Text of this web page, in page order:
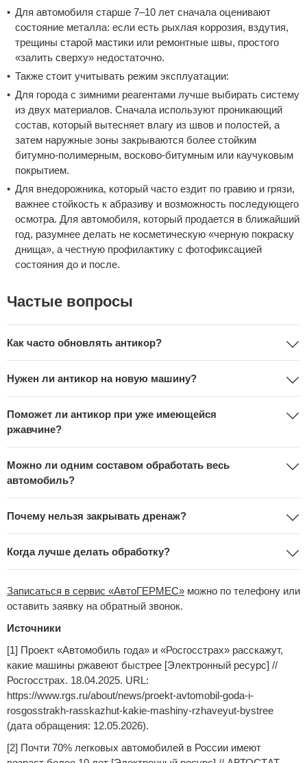
Для автомобиля старше 7–10 лет сначала оценивают
состояние металла: если есть рыхлая коррозия, вздутия,
трещины старой мастики или ремонтные швы, простого
«залить сверху» недостаточно.
Также стоит учитывать режим эксплуатации:
Для города с зимними реагентами лучше выбирать систему
из двух материалов. Сначала используют проникающий
состав, который вытесняет влагу из швов и полостей, а
затем наружные зоны закрываются более стойким
битумно-полимерным, восково-битумным или каучуковым
покрытием.
Для внедорожника, который часто ездит по гравию и грязи,
важнее стойкость к абразиву и возможность последующего
осмотра. Для автомобиля, который продается в ближайший
год, разумнее делать не косметическую «черную покраску
днища», а честную профилактику с фотофиксацией
состояния до и после.
Частые вопросы
Как часто обновлять антикор?
Нужен ли антикор на новую машину?
Поможет ли антикор при уже имеющейся
ржавчине?
Можно ли одним составом обработать весь
автомобиль?
Почему нельзя закрывать дренаж?
Когда лучше делать обработку?
Записаться в сервис «АвтоГЕРМЕС» можно по телефону или
оставить заявку на обратный звонок.
Источники
[1] Проект «Автомобиль года» и «Росгосстрах» расскажут,
какие машины ржавеют быстрее [Электронный ресурс] //
Росгосстрах. 18.04.2025. URL:
https://www.rgs.ru/about/news/proekt-avtomobil-goda-i-
rosgosstrakh-rasskazhut-kakie-mashiny-rzhaveyut-bystree
(дата обращения: 12.05.2026).
[2] Почти 70% легковых автомобилей в России имеют